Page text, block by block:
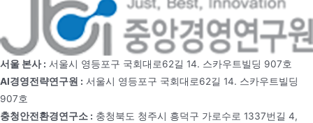
서울 본사 : 서울시 영등포구 국회대로62길 14. 스카우트빌딩 907호
AI경영전략연구원 : 서울시 영등포구 국회대로62길 14. 스카우트빌딩
907호
충청안전환경연구소 : 충청북도 청주시 흥덕구 가로수로 1337번길 4,